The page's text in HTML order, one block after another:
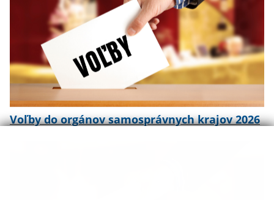
Voľby do orgánov samosprávnych krajov 2026